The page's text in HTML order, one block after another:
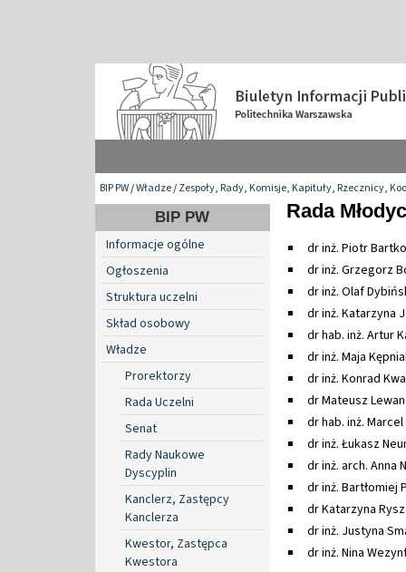
BIP PW/Władze/Zespoły, Rady, Komisje, Kapituły, Rzecznicy,
BIP PW
Informacje ogólne
Ogłoszenia
Struktura uczelni
Skład osobowy
Władze
Prorektorzy
Rada Uczelni
Senat
Rady Naukowe
Dyscyplin
Kanclerz, Zastępcy
Kanclerza
Kwestor, Zastępca
Kwestora
Rada
dr inż. Piotr
dr inż. Grzegorz
dr inż. Olaf
dr inż. Katarzyna
dr hab. inż. Artur
dr inż. Maja
dr inż. Konrad
dr Mateusz
dr hab. inż.
dr inż. Łukasz
dr inż. arch. Anna
dr inż. Bartłomiej
dr Katarzyna
dr inż. Justyna
dr inż. Nina